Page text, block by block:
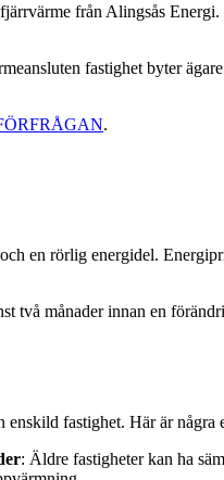
från Alingsås
fastighet byter
.
en rörlig energidel.
två månader innan en
fastighet. Här är några
: Äldre fastigheter kan ha